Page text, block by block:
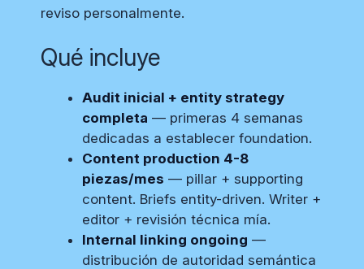
reviso personalmente.
Qué incluye
Audit inicial + entity strategy
completa — primeras 4 semanas
dedicadas a establecer foundation.
Content production 4-8
piezas/mes — pillar + supporting
content. Briefs entity-driven. Writer +
editor + revisión técnica mía.
Internal linking ongoing —
distribución de autoridad semántica